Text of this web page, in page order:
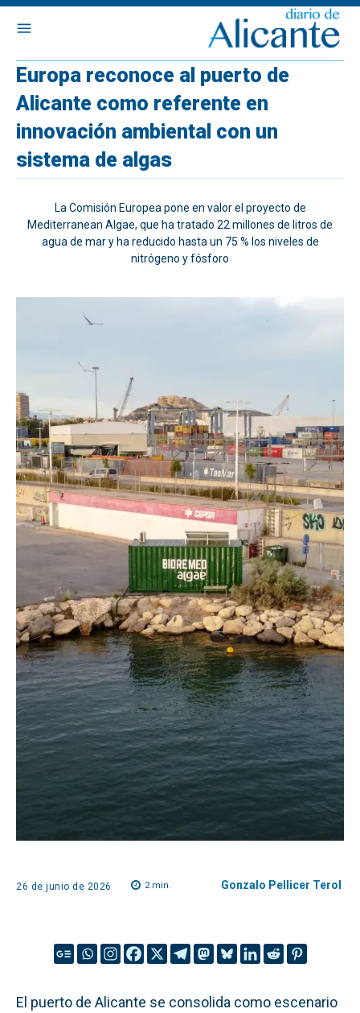
Europa reconoce al puerto de
Alicante como referente en
innovación ambiental con un
sistema de algas
La Comisión Europea pone en valor el proyecto de
Mediterranean Algae, que ha tratado 22 millones de litros de
agua de mar y ha reducido hasta un 75 % los niveles de
nitrógeno y fósforo
26 de junio de 2026 2min. Gonzalo Pellicer Terol
El puerto de Alicante se consolida como escenario